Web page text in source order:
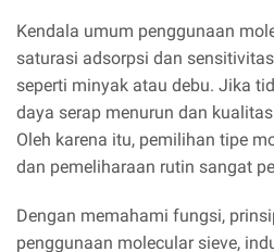
Kendala umum penggunaan
saturasi adsorpsi dan
seperti minyak atau debu. Jika
daya serap menurun dan
Oleh karena itu, pemilihan tipe
dan pemeliharaan rutin sangat
Dengan memahami fungsi,
penggunaan molecular sieve,